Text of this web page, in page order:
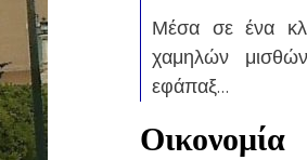
Μέσα σε ένα
χαμηλών
εφάπαξ…
Οικονομία